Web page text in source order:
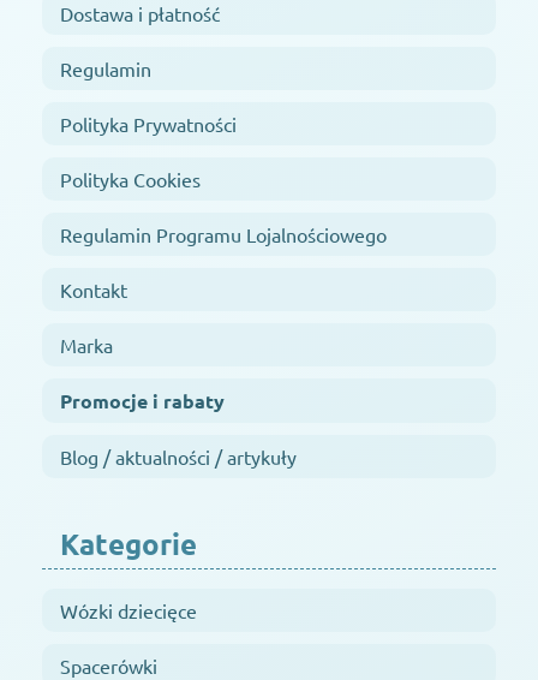
Dostawa i płatność
Regulamin
Polityka Prywatności
Polityka Cookies
Regulamin Programu Lojalnościowego
Kontakt
Marka
Promocje i rabaty
Blog / aktualności / artykuły
Kategorie
Wózki dziecięce
Spacerówki